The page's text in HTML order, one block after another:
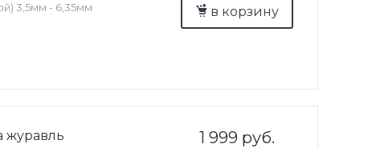
в корзину
3,5мм - 6,35мм
1 999 руб.
журавль